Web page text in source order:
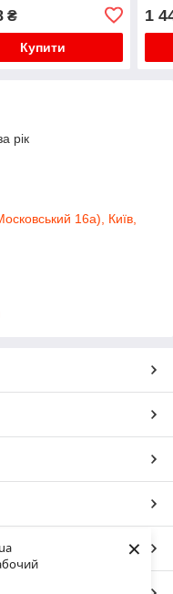
×
₴
Купити
1
рік
16а), Київ,